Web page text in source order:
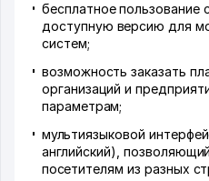
бесплатное пользование
доступную версию для
систем;
возможность заказать
организаций и
параметрам;
мультиязыковой
английский),
посетителям из разных